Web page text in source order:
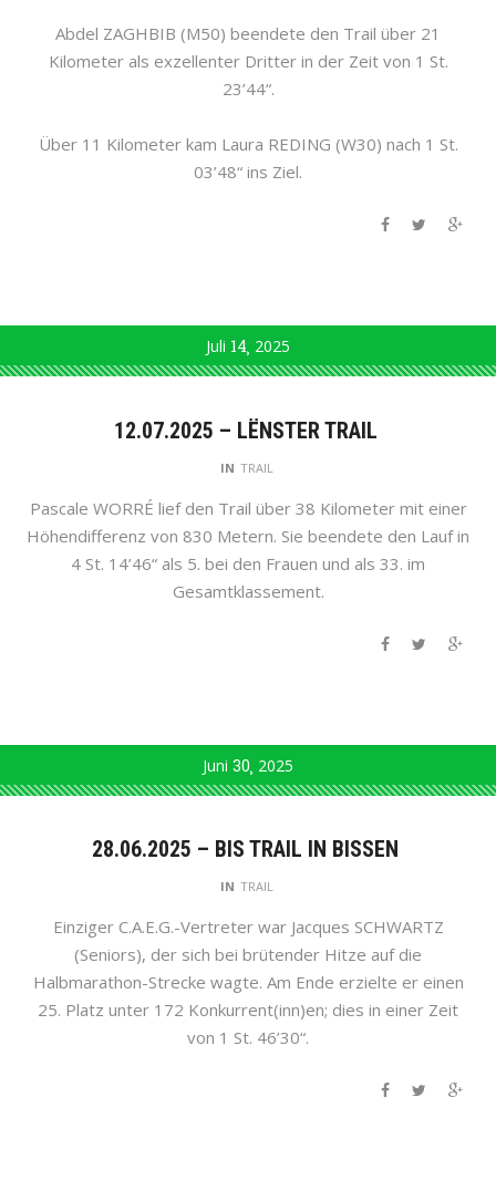
Abdel ZAGHBIB (M50) beendete den Trail über 21
Kilometer als exzellenter Dritter in der Zeit von 1 St.
23’44“.
Über 11 Kilometer kam Laura REDING (W30) nach 1 St.
03’48“ ins Ziel.
Juli 14 2025
12.07.2025 – LËNSTER TRAIL
IN TRAIL
Pascale WORRÉ lief den Trail über 38 Kilometer mit einer
Höhendifferenz von 830 Metern. Sie beendete den Lauf in
4 St. 14’46“ als 5. bei den Frauen und als 33. im
Gesamtklassement.
Juni 30 2025
28.06.2025 – BIS TRAIL IN BISSEN
IN TRAIL
Einziger C.A.E.G.-Vertreter war Jacques SCHWARTZ
(Seniors), der sich bei brütender Hitze auf die
Halbmarathon-Strecke wagte. Am Ende erzielte er einen
25. Platz unter 172 Konkurrent(inn)en; dies in einer Zeit
von 1 St. 46’30“.